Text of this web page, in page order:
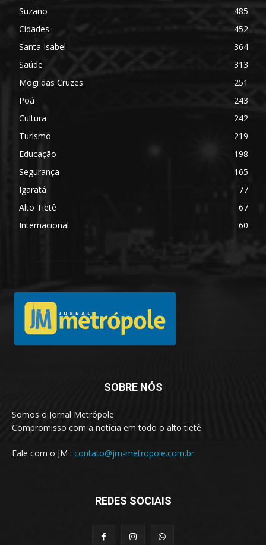
Suzano
485
Cidades
452
Santa Isabel
364
Saúde
313
Mogi das Cruzes
251
Poá
243
Cultura
242
Turismo
219
Educação
198
Segurança
165
Igaratá
77
Alto Tietê
67
Internacional
60
SOBRE NÓS
Somos o Jornal Metrópole
Compromisso com a notícia em todo o alto tietê.
Fale com o JM : contato@jm-metropole.com.br
REDES SOCIAIS